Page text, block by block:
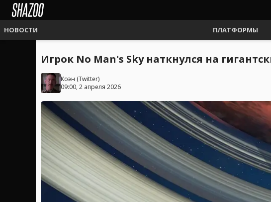
НОВОСТИ ПЛАТФОРМЫ
Игрок No Man's Sky наткнулся на
Коэн (Twitter)
09:00, 2 апреля 2026